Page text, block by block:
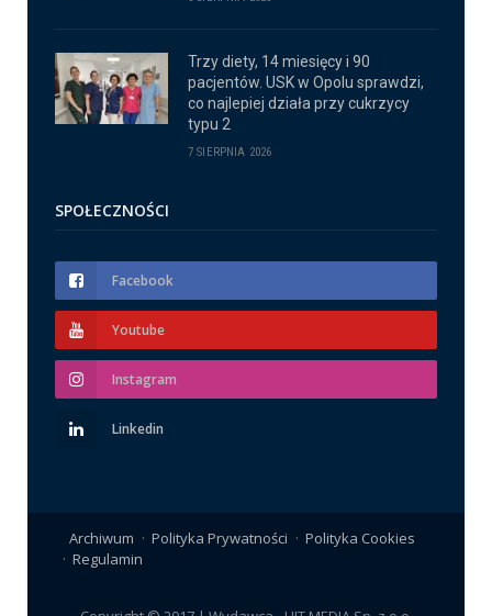
Trzy diety, 14 miesięcy i 90
pacjentów. USK w Opolu sprawdzi,
co najlepiej działa przy cukrzycy
typu 2
7 SIERPNIA 2026
SPOŁECZNOŚCI
Facebook
Youtube
Instagram
Linkedin
Archiwum Polityka Prywatności
Polityka Cookies
Regulamin